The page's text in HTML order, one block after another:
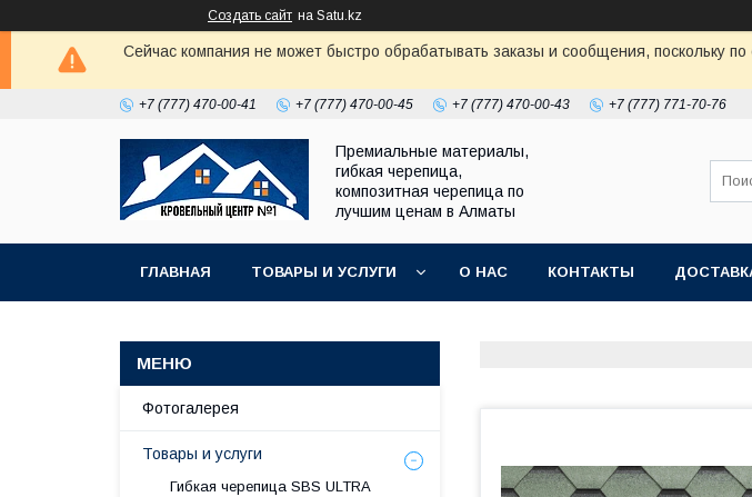
Создать сайт на Satu.kz
Сейчас компания не может быстро обрабатывать заказы и сообщения, поскольку
+7 (777) 470-00-41 +7 (777) 470-00-45 +7 (777) 470-00-43 +7 (777) 771-70-76
Премиальные материалы,
гибкая черепица,
композитная черепица по
лучшим ценам в Алматы
ГЛАВНАЯ ТОВАРЫ И УСЛУГИ О НАС КОНТАКТЫ
Фотогалерея
Товары и услуги
Гибкая черепица SBS ULTRA